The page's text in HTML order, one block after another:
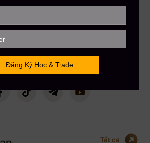
chiến gần 12 năm Trading Crypto và 8 năm Trading
Bui sở hữu số lượng học viên trên toàn cầu lên đến
đạt Nút Bạc với hơn 108,000 Subscribers. CEO
hướng dẫn, chia sẻ kinh nghiệm & đồng hành
phù hợp nhất cho bạn.
Tất cả